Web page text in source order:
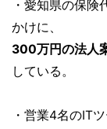
・愛知県の保
かけに、
300万円の法人
している。
・営業4名のIT